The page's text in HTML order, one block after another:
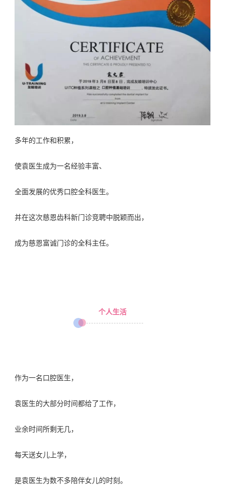
多年的工作和积累，
使袁医生成为一名经验丰富、
全面发展的优秀口腔全科医生。
并在这次慈恩齿科新门诊竞聘中脱颖而出，
成为慈恩富诚门诊的全科主任。
个人生活
作为一名口腔医生，
袁医生的大部分时间都给了工作，
业余时间所剩无几，
每天送女儿上学，
是袁医生为数不多陪伴女儿的时刻。